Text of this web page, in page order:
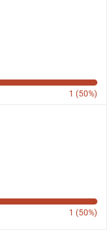
1 (50%)
1 (50%)